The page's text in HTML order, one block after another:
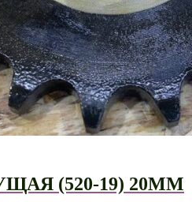
(520-19) 20ММ